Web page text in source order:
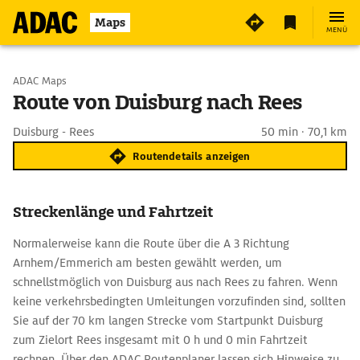
Maps MENÜ
Start wählen
ADAC Maps
Route von Duisburg nach Rees
Duisburg - Rees 50 min · 70,1 km
Routendetails anzeigen
Streckenlänge und Fahrtzeit
Normalerweise kann die Route über die A 3 Richtung
Arnhem/Emmerich am besten gewählt werden, um
schnellstmöglich von Duisburg aus nach Rees zu fahren. Wenn
keine verkehrsbedingten Umleitungen vorzufinden sind, sollten
Sie auf der 70 km langen Strecke vom Startpunkt Duisburg
zum Zielort Rees insgesamt mit 0 h und 0 min Fahrtzeit